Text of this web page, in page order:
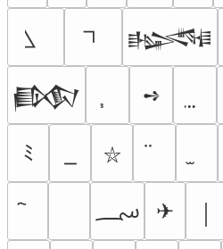
𒈙
𒁃 ➺
ﾐ ⛥
؄ ✈